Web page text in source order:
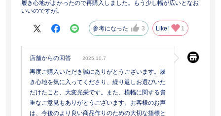
履き心地がよかったので再購入しました。もう少し幅が広いとなお
いいのですが。
参考になった 3 Like! 1
店舗からの回答 2025.10.7
再度ご購入いただき誠にありがとうございます。履
き心地を気に入ってくださり、繰り返しお選びいた
だけたこと、大変光栄です。また、横幅に関する貴
重なご意見もありがとうございます。お客様のお声
は、今後のより良い商品作りのための大切な指標と